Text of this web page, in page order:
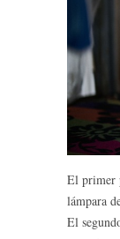
El primer
lámpara
El